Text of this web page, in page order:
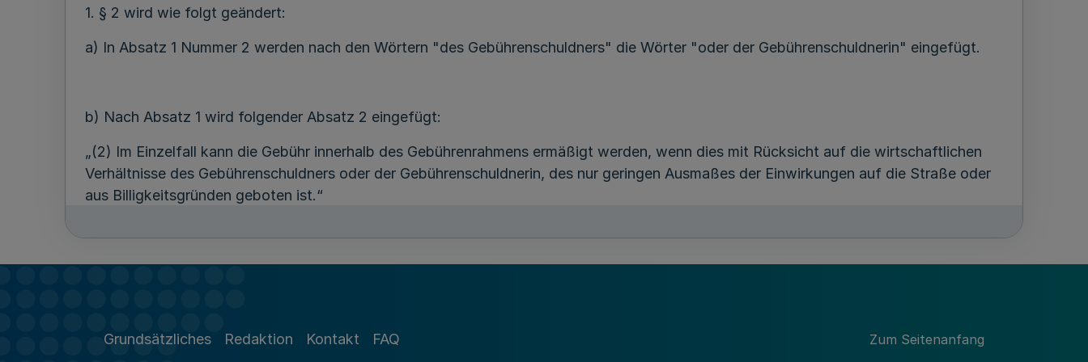
1. § 2 wird wie folgt geändert:
a) In Absatz 1 Nummer 2 werden nach den Wörtern "des Gebührenschuldners" die Wörter "oder der Gebührenschuldnerin" eingefügt.
b) Nach Absatz 1 wird folgender Absatz 2 eingefügt:
„(2) Im Einzelfall kann die Gebühr innerhalb des Gebührenrahmens ermäßigt werden, wenn dies mit Rücksicht auf die wirtschaftlichen
Verhältnisse des Gebührenschuldners oder der Gebührenschuldnerin, des nur geringen Ausmaßes der Einwirkungen auf die Straße oder
aus Billigkeitsgründen geboten ist.“
c) Der bisherige Absatz 2 wird Absatz 3.
2. In § 4 werden die Wörter „Gebührenschuldner sind“ durch die Wörter „Zur Zahlung der Gebühren sind verpflichtet“ ersetzt.
Grundsätzliches Redaktion Kontakt FAQ Zum Seitenanfang